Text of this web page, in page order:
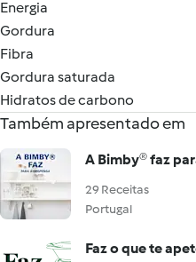
Energia
Gordura
Fibra
Gordura saturada
Hidratos de carbono
Também apresentado em
A Bimby® faz
29 Receitas
Portugal
Faz o que te